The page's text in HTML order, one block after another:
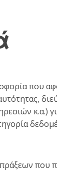
που
κ.α.)
πράξεων